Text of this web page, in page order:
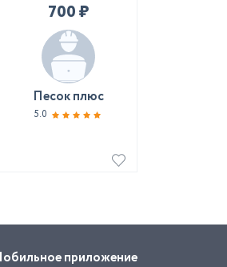
700 ₽
Песок плюс
5.0
приложение